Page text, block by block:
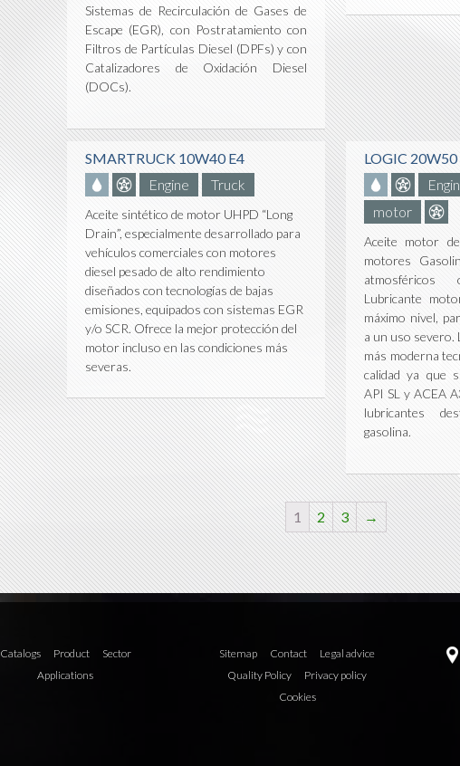
Sistemas de Recirculación de Gases de
Escape (EGR), con Postratamiento con
Filtros de Partículas Diesel (DPFs) y con
Catalizadores de Oxidación Diesel
(DOCs).
SMARTRUCK 10W40 E4
Engine
Truck
Aceite sintético de motor UHPD “Long
Drain”, especialmente desarrollado para
vehículos comerciales con motores
diesel pesado de alto rendimiento
diseñados con tecnologías de bajas
emisiones, equipados con sistemas EGR
y/o SCR. Ofrece la mejor protección del
motor incluso en las condiciones más
severas.
LOGIC 20W50
motor
Aceite motor
motores
atmosféricos
Lubricante
máximo nivel,
a un uso severo.
más moderna
calidad ya que
API SL y ACEA
lubricantes
gasolina.
1 2 3 →
Catalogs Product
Sector
Applications
Sitemap Contact
Legal advice
Quality Policy
Privacy policy
Cookies